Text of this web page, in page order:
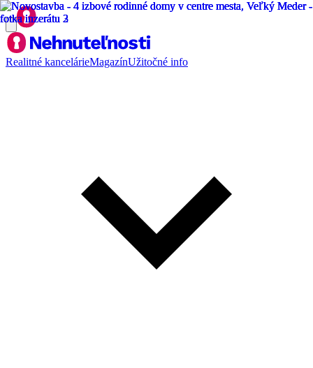
Realitné kancelárieMagazínUžitočné info